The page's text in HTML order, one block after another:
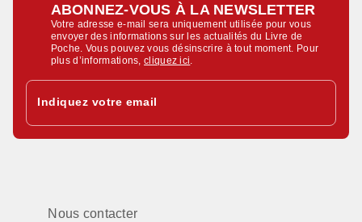
ABONNEZ-VOUS À LA NEWSLETTER
Votre adresse e-mail sera uniquement utilisée pour vous
envoyer des informations sur les actualités du Livre de
Poche. Vous pouvez vous désinscrire à tout moment. Pour
plus d’informations,cliquez ici
Indiquez votre email
Nous contacter